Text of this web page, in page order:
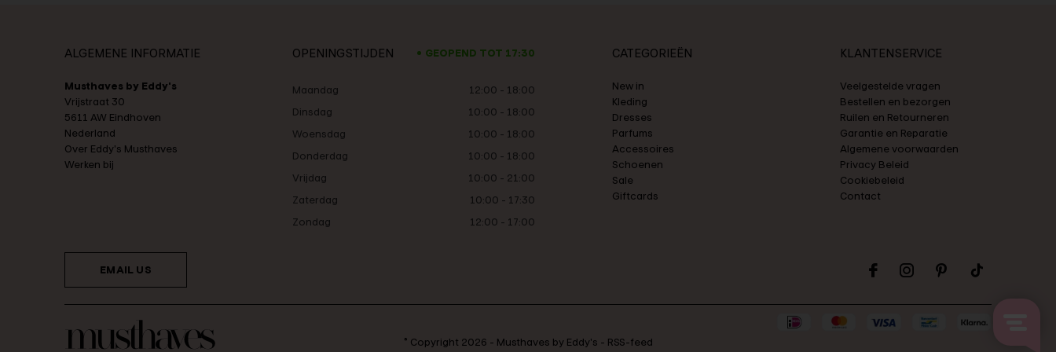
ALGEMENE INFORMATIE
Musthaves by Eddy's
Vrijstraat 30
5611 AW Eindhoven
Nederland
Over Eddy's Musthaves
Werken bij
OPENINGSTIJDEN GEOPEND TOT 17:30
Maandag
12:00 - 18:00
Dinsdag
10:00 - 18:00
Woensdag
10:00 - 18:00
Donderdag
10:00 - 18:00
Vrijdag
10:00 - 21:00
Zaterdag
10:00 - 17:30
Zondag
12:00 - 17:00
CATEGORIEËN
New in
Kleding
Dresses
Parfums
Accessoires
Schoenen
Sale
Giftcards
KLANTENSERVICE
Veelgestelde vragen
Bestellen en bezorgen
Ruilen en Retourneren
Garantie en Reparatie
Algemene voorwaarden
Privacy Beleid
Cookiebeleid
Contact
EMAIL US
© Copyright 2026 - Musthaves by Eddy's - RSS-feed